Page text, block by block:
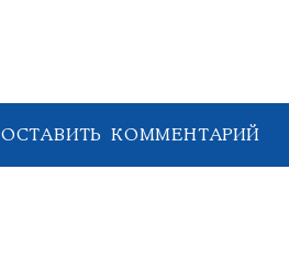
ОСТАВИТЬ КОММЕНТАРИЙ